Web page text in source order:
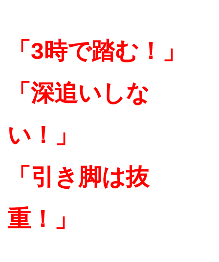
「3時で踏む！」
「深追いしな
い！」
「引き脚は抜
重！」